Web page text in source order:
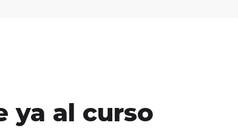
ya al curso